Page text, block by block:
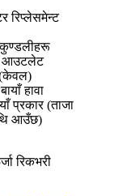
रिप्लेसमेन्ट
कुण्डलीहरू
आउटलेट
(केवल)
हावा
प्रकार (ताजा
आउँछ)